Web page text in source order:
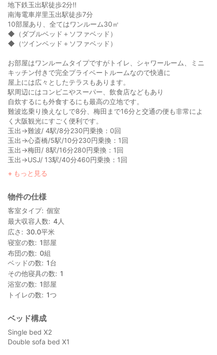
地下鉄玉出駅徒歩2分!!
南海電車岸里玉出駅徒歩7分
10部屋あり、全てはワンルーム30㎡
◆（ダブルベッド＋ソファベッド）
◆（ツインベッド＋ソファベッド）
お部屋はワンルームタイプですがトイレ、シャワールーム、ミニ
キッチン付きで完全プライベートルームなので快適に
屋上には広々としたテラスもあります。
駅周辺にはコンビニやスーパー、飲食店などもあり
自炊するにも外食するにも最高の立地です。
難波迄乗り換えなしで8分、梅田まで16分と交通の便も非常によ
く大阪観光にすごく便利です。
玉出→難波/ 4駅/8分230円乗換：0回
玉出→心斎橋/5駅/10分230円乗換：1回
玉出→梅田/ 8駅/16分280円乗換：1回
玉出→USJ/ 13駅/40分460円乗換：1回
お部屋はワンルームタイプですがトイレ、シャワールーム、ミニ
キッチン付きで完全プライベートルームなので快適に宿泊してい
屋上には広々としたテラスもあります。
駅周辺にはコンビニやスーパー、飲食店などもあり
自炊するにも外食するにも最高の立地です。
公式サイト
https://stay-bb.com/
もっと見る
物件の仕様
客室タイプ 個室
最大収容人数
4人
広さ
30.0平米
寝室の数
1部屋
布団の数
0組
ベッドの数
1台
その他寝具の数
1
浴室の数
1部屋
トイレの数
1つ
ベッド構成
Single bed X2
Double sofa bed X1